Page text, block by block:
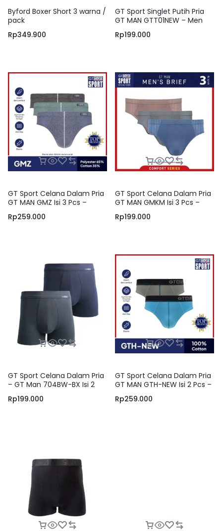
Byford Boxer Short 3 warna /
pack
Rp349.900
GT Sport Singlet Putih Pria
GT MAN GTT01NEW – Men
Pcs
Rp199.000
GT Sport Celana Dalam Pria
GT MAN GMZ Isi 3 Pcs –
Slip dan Nyaman Dipakai
Rp259.000
GT Sport Celana Dalam Pria
GT MAN GMKM Isi 3 Pcs –
Rp199.000
GT Sport Celana Dalam Pria
– GT Man 704BW-BX Isi 2
Sporty & Anti Slip berbahan
Rp199.000
GT Sport Celana Dalam Pria
GT MAN GTH-NEW Isi 2 Pcs –
Slip
Rp259.000